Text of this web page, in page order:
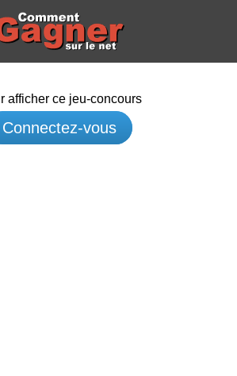
afficher ce jeu-concours
Connectez-vous